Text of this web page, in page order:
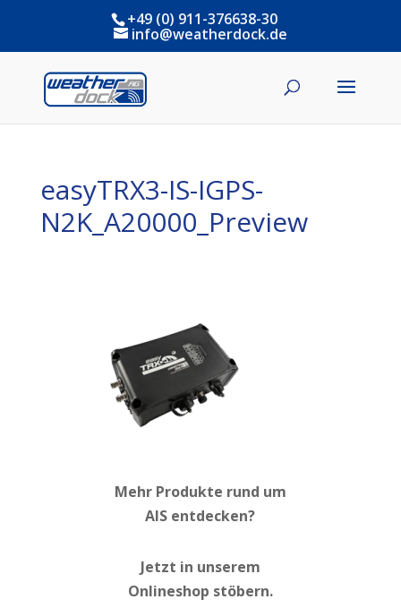
+49 (0) 911-376638-30
info@weatherdock.de
easyTRX3-IS-IGPS-
N2K_A20000_Preview
Mehr Produkte rund um
AIS entdecken?
Jetzt in unserem
Onlineshop stöbern.